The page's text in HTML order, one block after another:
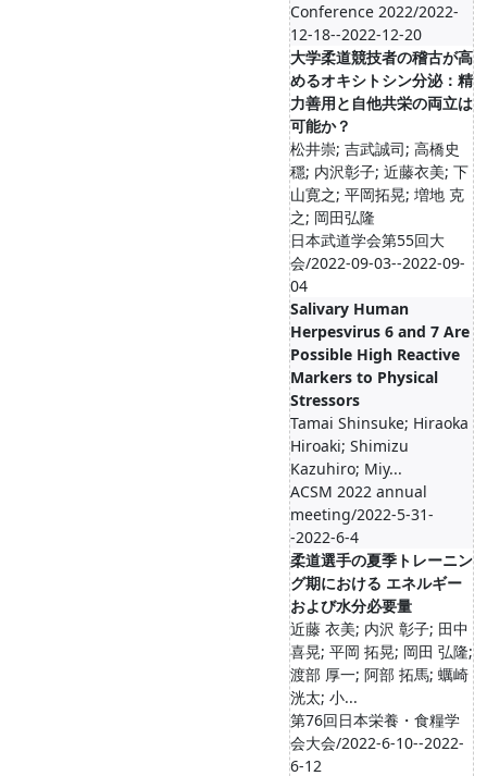
Conference 2022/2022-
12-18--2022-12-20
大学柔道競技者の稽古が高
めるオキシトシン分泌：精
力善用と自他共栄の両立は
可能か？
松井崇; 吉武誠司; 高橋史
穩; 内沢彰子; 近藤衣美; 下
山寛之; 平岡拓晃; 増地 克
之; 岡田弘隆
日本武道学会第55回大
会/2022-09-03--2022-09-
04
Salivary Human
Herpesvirus 6 and 7 Are
Possible High Reactive
Markers to Physical
Stressors
Tamai Shinsuke; Hiraoka
Hiroaki; Shimizu
Kazuhiro; Miy...
ACSM 2022 annual
meeting/2022-5-31-
-2022-6-4
柔道選手の夏季トレーニン
グ期における エネルギー
および水分必要量
近藤 衣美; 内沢 彰子; 田中
喜晃; 平岡 拓晃; 岡田 弘隆;
渡部 厚一; 阿部 拓馬; 蠣崎
洸太; 小...
第76回日本栄養・食糧学
会大会/2022-6-10--2022-
6-12